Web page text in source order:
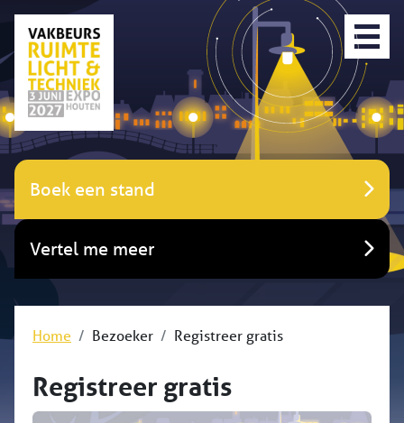
Boek een stand
Vertel me meer
Home Bezoeker Registreer gratis
Registreer gratis